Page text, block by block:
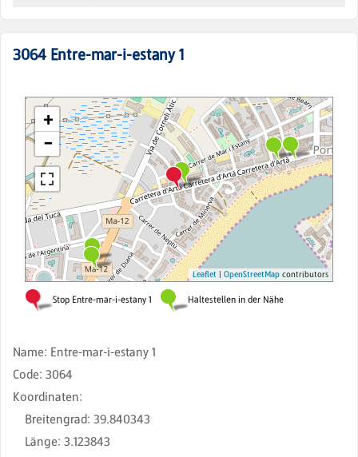
3064 Entre-mar-i-estany 1
Name: Entre-mar-i-estany 1
Code: 3064
Koordinaten:
Breitengrad: 39.840343
Länge: 3.123843